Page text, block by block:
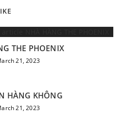
THE PHOENIX
21, 2023
HÀNG KHÔNG
21, 2023